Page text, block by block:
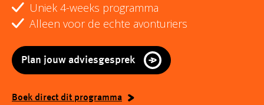
Uniek 4-weeks programma
Alleen voor de echte avonturiers
Plan jouw adviesgesprek
Boek direct dit programma